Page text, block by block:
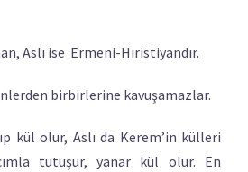
Aslı ise Ermeni-Hıristiyandır.
birbirlerine kavuşamazlar.
kül olur, Aslı da Kerem’in külleri
tutuşur, yanar kül olur. En